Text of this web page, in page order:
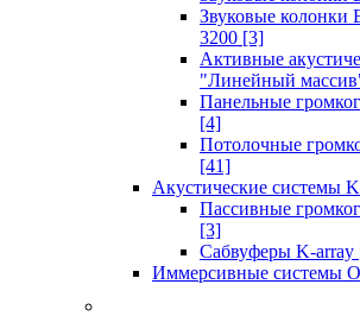
Звуковые колонки
3200 [3]
Активные
"Линейный
Панельные
[4]
Потолочные
[41]
Акустические системы
Пассивные
[3]
Сабвуферы K-array
Иммерсивные системы